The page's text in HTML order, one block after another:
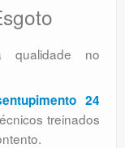
qualidade no
24
treinados